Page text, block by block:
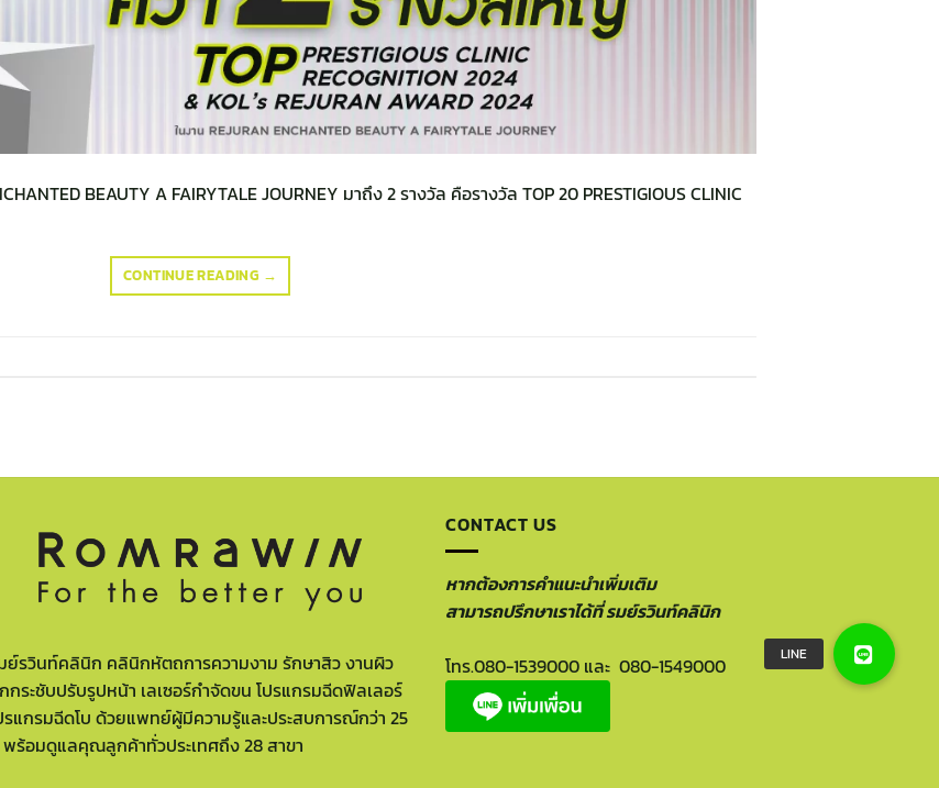
BEAUTY A FAIRYTALE JOURNEY มาถึง 2 รางวัล คือรางวัล TOP 20 PRESTIGIOUS CLINIC
CONTINUE READING →
ย์รวินท์คลินิก คลินิกหัตถการความงาม รักษาสิว งานผิว
กระชับปรับรูปหน้า เลเซอร์กำจัดขน โปรแกรมฉีดฟิลเลอร์
รแกรมฉีดโบ ด้วยแพทย์ผู้มีความรู้และประสบการณ์กว่า 25
ร้อมดูแลคุณลูกค้าทั่วประเทศถึง 28 สาขา
CONTACT US
หากต้องการคำแนะนำเพิ่มเติม
สามารถปรึกษาเราได้ที่ รมย์รวินท์คลินิก
โทร.080-1539000 และ080-1549000